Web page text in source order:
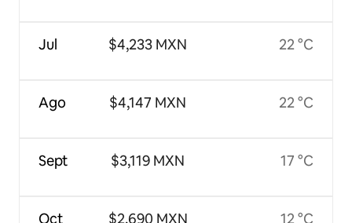
Jul
Ago
Sept
Oct
$4,233 MXN
$4,147 MXN
$3,119 MXN
$2,690 MXN
22 °C
22 °C
17 °C
12 °C